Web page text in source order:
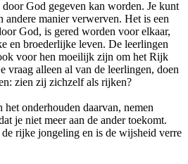
God gegeven kan worden. Je kunt
andere manier verwerven. Het is een
God, is gered worden voor elkaar,
en broederlijke leven. De leerlingen
voor hen moeilijk zijn om het Rijk
vraag alleen al van de leerlingen, doen
zien zij zichzelf als rijken?
onderhouden daarvan, nemen
je niet meer aan de ander toekomt.
rijke jongeling en is de wijsheid verre